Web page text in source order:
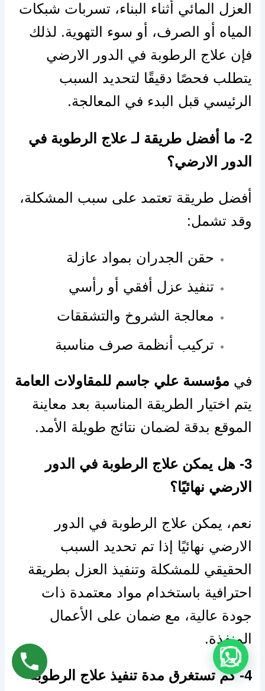
العزل المائي أثناء البناء، تسربات شبكات
المياه أو الصرف، أو سوء التهوية. لذلك
فإن علاج الرطوبة في الدور الارضي
يتطلب فحصًا دقيقًا لتحديد السبب
الرئيسي قبل البدء في المعالجة.
2- ما أفضل طريقة لـ علاج الرطوبة في
الدور الارضي؟
أفضل طريقة تعتمد على سبب المشكلة،
وقد تشمل:
حقن الجدران بمواد عازلة
تنفيذ عزل أفقي أو رأسي
معالجة الشروخ والتشققات
تركيب أنظمة صرف مناسبة
في مؤسسة علي جاسم للمقاولات العامة
يتم اختيار الطريقة المناسبة بعد معاينة
الموقع بدقة لضمان نتائج طويلة الأمد.
3- هل يمكن علاج الرطوبة في الدور
الارضي نهائيًا؟
نعم، يمكن علاج الرطوبة في الدور
الارضي نهائيًا إذا تم تحديد السبب
الحقيقي للمشكلة وتنفيذ العزل بطريقة
احترافية باستخدام مواد معتمدة ذات
جودة عالية، مع ضمان على الأعمال
المنفذة.
4- كم تستغرق مدة تنفيذ علاج الرطوبة